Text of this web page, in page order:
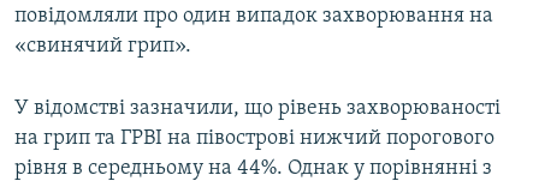
повідомляли про один випадок захворювання на
«свинячий грип».
У відомстві зазначили, що рівень захворюваності
на грип та ГРВІ на півострові нижчий порогового
рівня в середньому на 44%. Однак у порівнянні з